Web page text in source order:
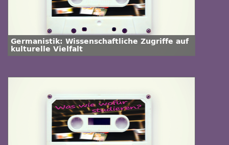
Germanistik: Wissenschaftliche Zugriffe auf
kulturelle Vielfalt